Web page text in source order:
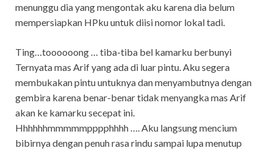
menunggu dia yang mengontak aku karena dia belum
mempersiapkan HPku untuk diisi nomor lokal tadi.
Ting…toooooong … tiba-tiba bel kamarku berbunyi
Ternyata mas Arif yang ada di luar pintu. Aku segera
membukakan pintu untuknya dan menyambutnya dengan
gembira karena benar-benar tidak menyangka mas Arif
akan ke kamarku secepat ini.
Hhhhhhmmmmmpppphhhh …. Aku langsung mencium
bibirnya dengan penuh rasa rindu sampai lupa menutup